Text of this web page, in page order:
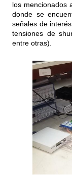
los mencionados
donde se
señales de
tensiones de
entre otras).